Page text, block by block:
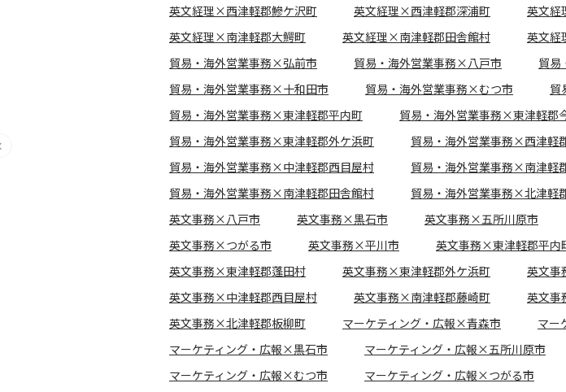
英文経理×西津軽郡鰺ケ沢町
英文経理×西津軽郡深浦町 英文経
英文経理×南津軽郡大鰐町
英文経理×南津軽郡田舎館村 英文経
貿易・海外営業事務×弘前市
貿易・海外営業事務×八戸市 貿易
貿易・海外営業事務×十和田市
貿易・海外営業事務×むつ市 貿
貿易・海外営業事務×東津軽郡平内町
貿易・海外営業事務×東津軽郡
貿易・海外営業事務×東津軽郡外ケ浜町
貿易・海外営業事務×西津軽
貿易・海外営業事務×中津軽郡西目屋村
貿易・海外営業事務×南津軽
貿易・海外営業事務×南津軽郡田舎館村
貿易・海外営業事務×北津軽
英文事務×八戸市
英文事務×黒石市 英文事務×五所川原市
英文事務×つがる市
英文事務×平川市 英文事務×東津軽郡平内
英文事務×東津軽郡蓬田村
英文事務×東津軽郡外ケ浜町 英文事
英文事務×中津軽郡西目屋村
英文事務×南津軽郡藤崎町 英文事
英文事務×北津軽郡板柳町
マーケティング・広報×青森市 マー
マーケティング・広報×黒石市
マーケティング・広報×五所川原市
マーケティング・広報×むつ市
マーケティング・広報×つがる市